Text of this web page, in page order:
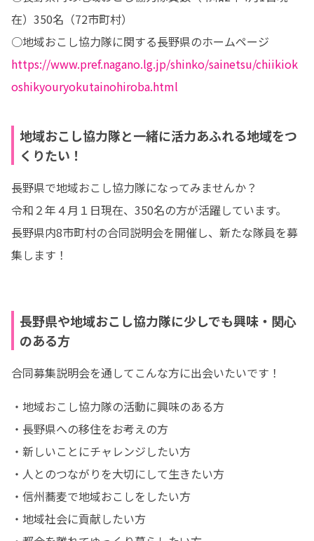
在）350名（72市町村）
https://www.pref.nagano.lg.jp/shinko/sainetsu/chiikiok
oshikyouryokutainohiroba.html
地域おこし協力隊と一緒に活力あふれる地域をつ
くりたい！
長野県で地域おこし協力隊になってみませんか？
令和２年４月１日現在、350名の方が活躍しています。
長野県内8市町村の合同説明会を開催し、新たな隊員を募
集します！
長野県や地域おこし協力隊に少しでも興味・関心
のある方
合同募集説明会を通してこんな方に出会いたいです！
・地域おこし協力隊の活動に興味のある方
・長野県への移住をお考えの方
・新しいことにチャレンジしたい方
・人とのつながりを大切にして生きたい方
・信州蕎麦で地域おこしをしたい方
・地域社会に貢献したい方